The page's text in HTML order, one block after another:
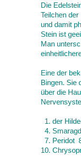
Die
Teilchen
und damit
Stein ist
Man
Eine der
Bingen. Sie
über die
1. der
4. Smaragd
7. Peridot
10.